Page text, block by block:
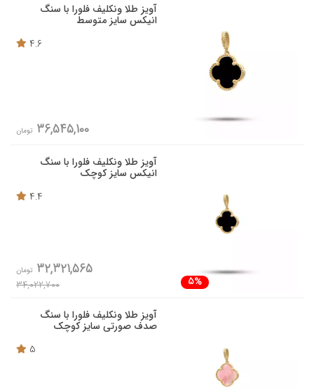
آویز طلا ونکلیف فلورا با سنگ
انیکس سایز متوسط
4.6
36,545,100 تومان
آویز طلا ونکلیف فلورا با سنگ
انیکس سایز کوچک
4.4
5%
32,321,565 تومان
34,022,700
آویز طلا ونکلیف فلورا با سنگ
صدف صورتی سایز کوچک
5